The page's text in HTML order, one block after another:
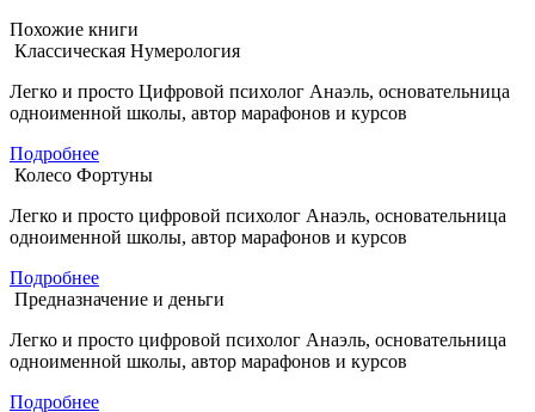
Похожие книги
Классическая Нумерология
Легко и просто Цифровой психолог Анаэль, основательница
одноименной школы, автор марафонов и курсов
Подробнее
Колесо Фортуны
Легко и просто цифровой психолог Анаэль, основательница
одноименной школы, автор марафонов и курсов
Подробнее
Предназначение и деньги
Легко и просто цифровой психолог Анаэль, основательница
одноименной школы, автор марафонов и курсов
Подробнее